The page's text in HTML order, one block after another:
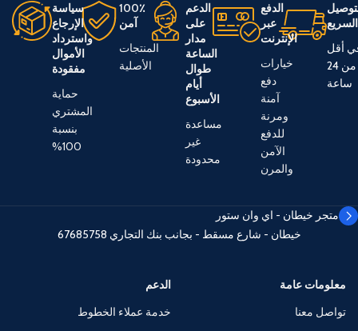
السريع
أقل
من 24
ساعة
الدفع
عبر
الإنترنت
خيارات
دفع
آمنة
ومرنة
للدفع
الآمن
والمرن
الدعم
على
مدار
الساعة
طوال
أيام
الأسبوع
مساعدة
غير
محدودة
100٪
آمن
المنتجات
الأصلية
سياسة
الإرجاع
واسترداد
الأموال
مفقودة
حماية
المشتري
بنسبة
100%
متجر خيطان - اي وان ستور
خيطان - شارع مسقط - بجانب بنك التجاري 67685758
معلومات عامة
تواصل معنا
الدعم
خدمة عملاء الخطوط